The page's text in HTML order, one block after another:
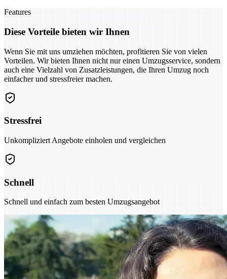
Features
Diese Vorteile bieten wir Ihnen
Wenn Sie mit uns umziehen möchten, profitieren Sie von vielen
Vorteilen. Wir bieten Ihnen nicht nur einen Umzugsservice, sondern
auch eine Vielzahl von Zusatzleistungen, die Ihren Umzug noch
einfacher und stressfreier machen.
Stressfrei
Unkompliziert Angebote einholen und vergleichen
Schnell
Schnell und einfach zum besten Umzugsangebot